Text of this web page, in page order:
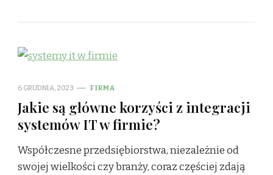
6 GRUDNIA, 2023 FIRMA
Jakie są główne korzyści z integracji
systemów IT w firmie?
Współczesne przedsiębiorstwa, niezależnie od
swojej wielkości czy branży, coraz częściej zdają